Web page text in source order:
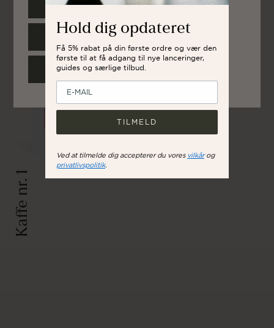
EUROPE
UNITED STATES
REST OF THE WORLD
aromaer, som vi typisk finder i de fineste rwandiske kaffer.
Kaffe nr. 1
Hold dig opdateret
Få 5% rabat på din første ordre og vær den
første til at få adgang til nye lanceringer,
guides og særlige tilbud.
TILMELD
Ved at tilmelde dig accepterer du vores vilkårog
privatlivspolitik.